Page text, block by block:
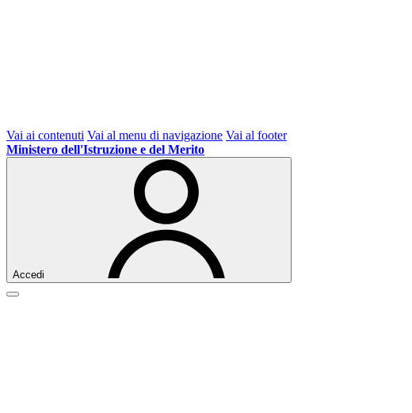
Vai ai contenuti Vai al menu di navigazione Vai al footer
Ministero dell'Istruzione e del Merito
Accedi